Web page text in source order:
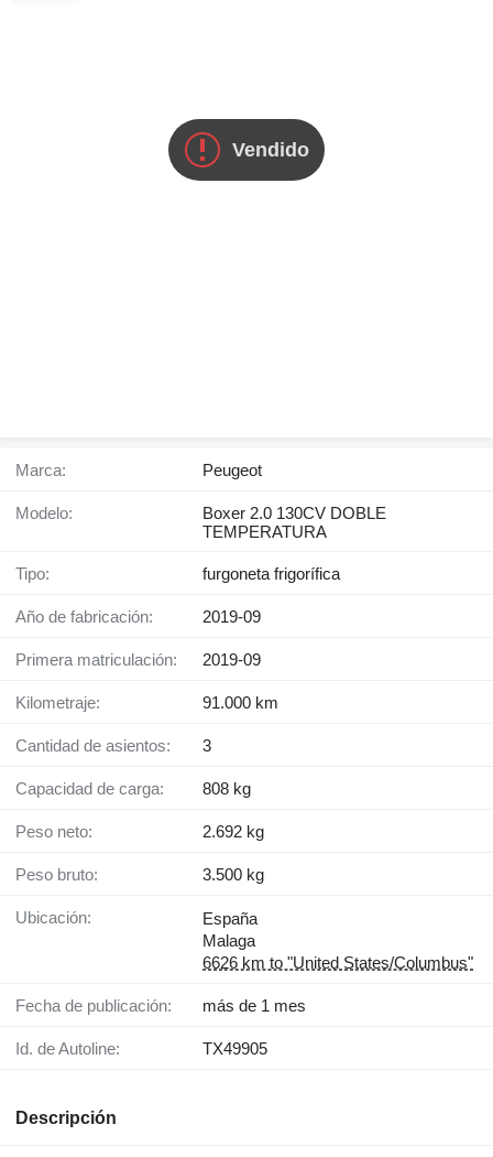
Vendido
Marca: Peugeot
Modelo:
Boxer 2.0 130CV DOBLE
TEMPERATURA
Tipo: furgoneta frigorífica
Año de fabricación: 2019-09
Primera matriculación: 2019-09
Kilometraje: 91.000 km
Cantidad de asientos: 3
Capacidad de carga: 808 kg
Peso neto: 2.692 kg
Peso bruto: 3.500 kg
Ubicación:
España
Malaga
6626 km to "United States/Columbus"
Fecha de publicación: más de 1 mes
Id. de Autoline: TX49905
Descripción